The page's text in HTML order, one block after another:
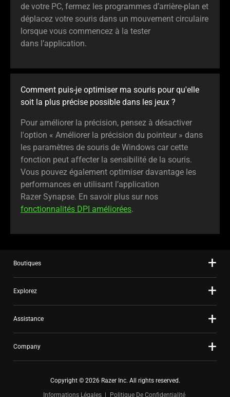
de votre PC, fermez les programmes d’arrière-plan et
déplacez votre souris dans un mouvement circulaire
lorsque vous commencez à la tester
dans l’application.
Comment puis-je optimiser ma souris pour qu'elle
soit la plus précise possible dans les jeux ?
Pour améliorer la précision, pensez à désactiver
l'option « Améliorer la précision du pointeur » dans
les paramètres de souris de Windows car cette
fonction peut affecter la sensibilité de la souris.
Vous pouvez également optimiser davantage les
performances en utilisant l’application
Razer Synapse. En savoir plus sur nos
fonctionnalités DPI améliorées.
Boutiques
Explorez
Assistance
Company
Copyright © 2026 Razer Inc. All rights reserved.
Informations Légales
Politique De Confidentialité